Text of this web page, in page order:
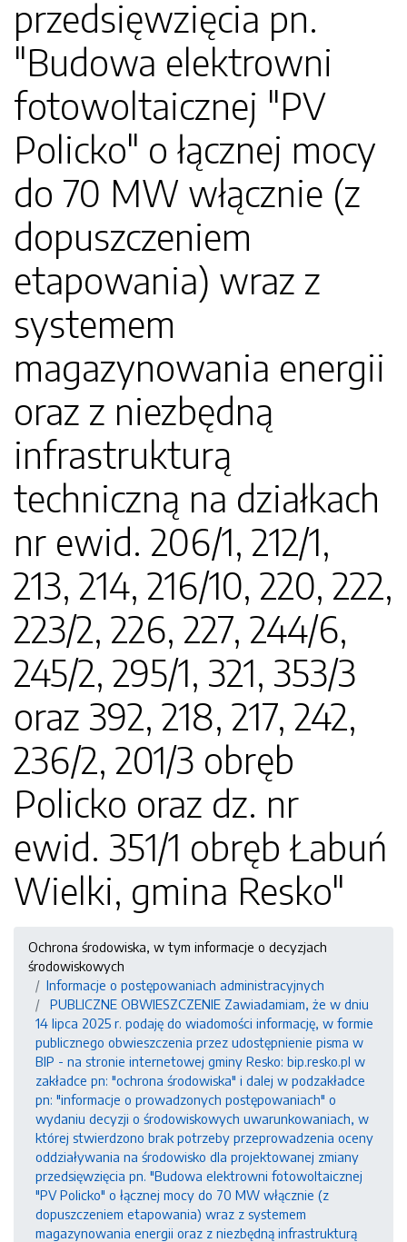
przedsięwzięcia pn.
"Budowa elektrowni
fotowoltaicznej "PV
Policko" o łącznej mocy
do 70 MW włącznie (z
dopuszczeniem
etapowania) wraz z
systemem
magazynowania energii
oraz z niezbędną
infrastrukturą
techniczną na działkach
nr ewid. 206/1, 212/1,
213, 214, 216/10, 220, 222,
223/2, 226, 227, 244/6,
245/2, 295/1, 321, 353/3
oraz 392, 218, 217, 242,
236/2, 201/3 obręb
Policko oraz dz. nr
ewid. 351/1 obręb Łabuń
Wielki, gmina Resko"
Ochrona środowiska, w tym informacje o decyzjach
środowiskowych
Informacje o postępowaniach administracyjnych
PUBLICZNE OBWIESZCZENIE Zawiadamiam, że w dniu
14 lipca 2025 r. podaję do wiadomości informację, w formie
publicznego obwieszczenia przez udostępnienie pisma w
BIP - na stronie internetowej gminy Resko: bip.resko.pl w
zakładce pn: "ochrona środowiska" i dalej w podzakładce
pn: "informacje o prowadzonych postępowaniach" o
wydaniu decyzji o środowiskowych uwarunkowaniach, w
której stwierdzono brak potrzeby przeprowadzenia oceny
oddziaływania na środowisko dla projektowanej zmiany
przedsięwzięcia pn. "Budowa elektrowni fotowoltaicznej
"PV Policko" o łącznej mocy do 70 MW włącznie (z
dopuszczeniem etapowania) wraz z systemem
magazynowania energii oraz z niezbędną infrastrukturą